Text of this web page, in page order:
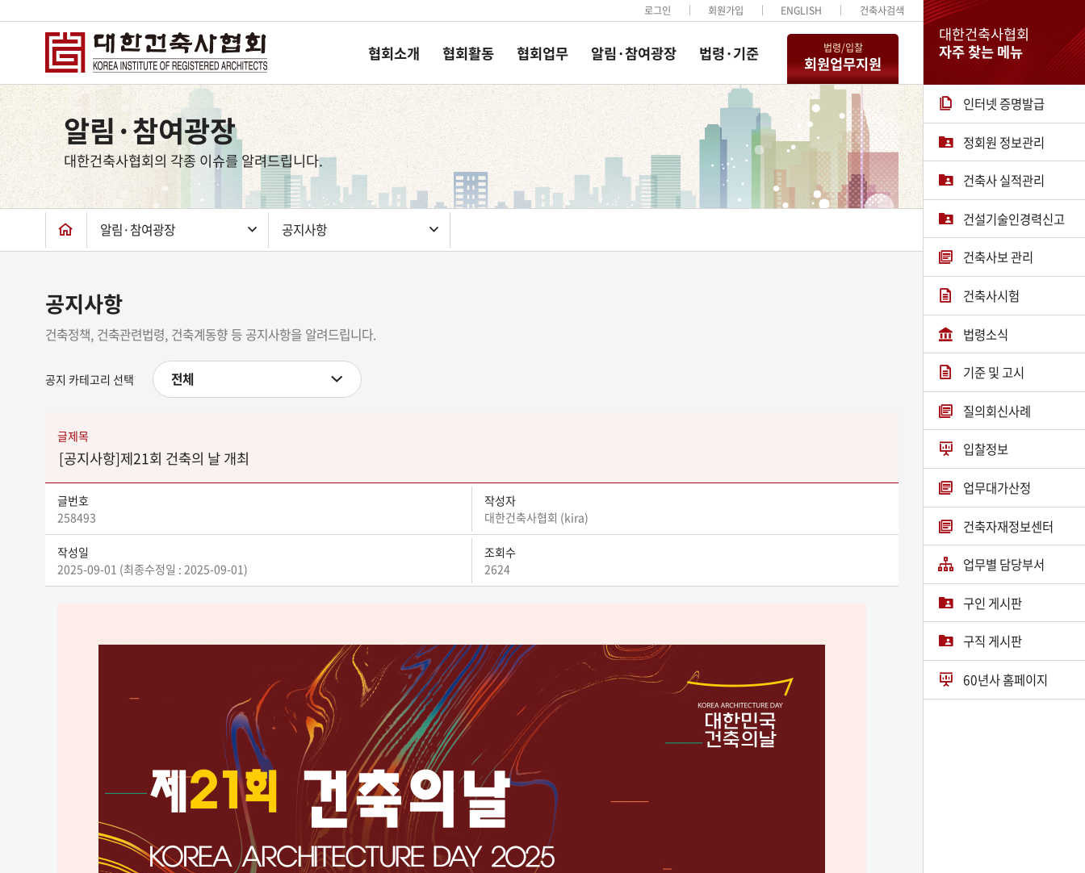
대한건축사협회
자주 찾는 메뉴
인터넷 증명발급
정회원 정보관리
건축사 실적관리
건설기술인경력신고
건축사보 관리
건축사시험
법령소식
기준 및 고시
질의회신사례
입찰정보
업무대가산정
건축자재정보센터
업무별 담당부서
구인 게시판
구직 게시판
60년사 홈페이지
로그인 회원가입 ENGLISH 건축사검색
협회소개 협회활동 협회업무 알림·참여광장 법령·기준 법령/입찰
회원업무지원
상
단
컨
텐
츠
하
단
알림·참여광장
대한건축사협회의 각종 이슈를 알려드립니다.
알림·참여광장 공지사항
공지사항
건축정책, 건축관련법령, 건축계동향 등 공지사항을 알려드립니다.
공지 카테고리 선택 전체
글제목
[공지사항]제21회 건축의 날 개최
글번호
258493
작성자
대한건축사협회 (kira)
작성일
2025-09-01 (최종수정일 : 2025-09-01)
조회수
2624